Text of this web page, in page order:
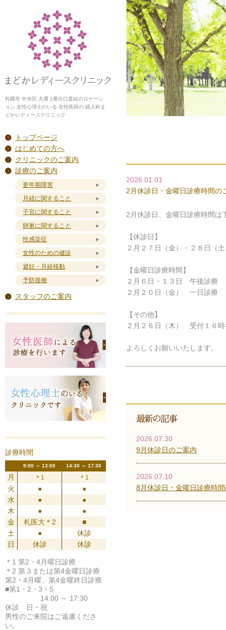
札幌市 中央区 大通 1番出口直結のロケーシ
ョン 女性心理士のいる 女性医師の 婦人科ま
どかレディースクリニック
トップページ
はじめての方へ
クリニックのご案内
診療のご案内
更年期障害
月経に関すること
子宮に関すること
卵巣に関すること
性感染症
女性のための健診
避妊・月経移動
予防接種
スタッフのご案内
診療時間
9:00 ～ 13:00 14:30 ～ 17:30
月 ＊1 ＊1
火 ●
●
水
●
●
木
●
●
金
札医大＊2
■
土
●
休診
日
休診 休診
＊1 第2・4月曜日診療
＊2 第３または第4金曜日診療
第2・4月曜、第4金曜終日診療
■第1・2・3・5
14:00 ～ 17:30
休診 日・祝
男性のご来院はご遠慮くださ
い。
2026.01.01
2月休診日・金曜日診療時間の
2月休診日、金曜日診療時間は
【休診日】
２月２７日（金）・２８日（
【金曜日診療時間】
２月６日・１３日 午後診療
２月２０日（金） 一日診療
【その他】
２月２６日（木） 受付１６時
よろしくお願いいたします。
2026.07.30
9月休診日のご案内
2026.07.10
8月休診日・金曜日診療時